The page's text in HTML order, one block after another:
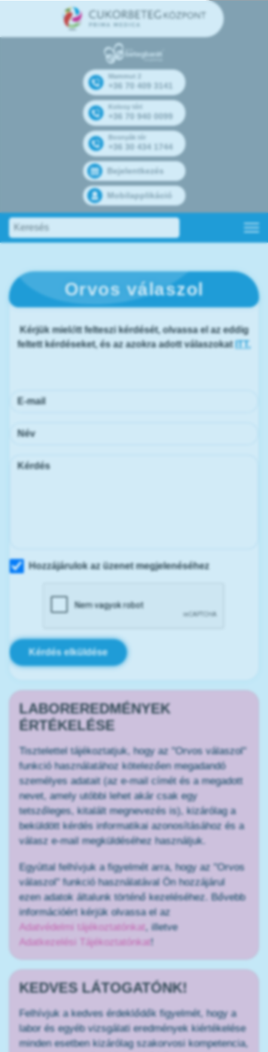
Mammut 2
+36 70 409 3141
Kolosy téri
+36 70 940 0099
Bosnyák tér
+36 30 434 1744
Bejelentkezés
Mobilapplikáció
Orvos válaszol
Kérjük mielőtt felteszi kérdését, olvassa el az eddig
feltett kérdéseket, és az azokra adott válaszokat
ITT.
Hozzájárulok az üzenet megjelenéséhez
Kérdés elküldése
LABOREREDMÉNYEK
ÉRTÉKELÉSE
Tisztelettel tájékoztatjuk, hogy az "Orvos válaszol"
funkció használatához kötelezően megadandó
személyes adatait (az e-mail címét és a megadott
nevet, amely utóbbi lehet akár csak egy
tetszőleges, kitalált megnevezés is), kizárólag a
beküldött kérdés informatikai azonosításához és a
válasz e-mail megküldéséhez használjuk.
Egyúttal felhívjuk a figyelmét arra, hogy az "Orvos
válaszol" funkció használatával Ön hozzájárul
ezen adatok általunk történő kezeléséhez. Bővebb
információért kérjük olvassa el az
Adatvédelmi tájékoztatónkat, illetve
Adatkezelési Tájékoztatónkat!
KEDVES LÁTOGATÓNK!
Felhívjuk a kedves érdeklődők figyelmét, hogy a
labor és egyéb vizsgálati eredmények kiértékelése
minden esetben kizárólag szakorvosi kompetencia,